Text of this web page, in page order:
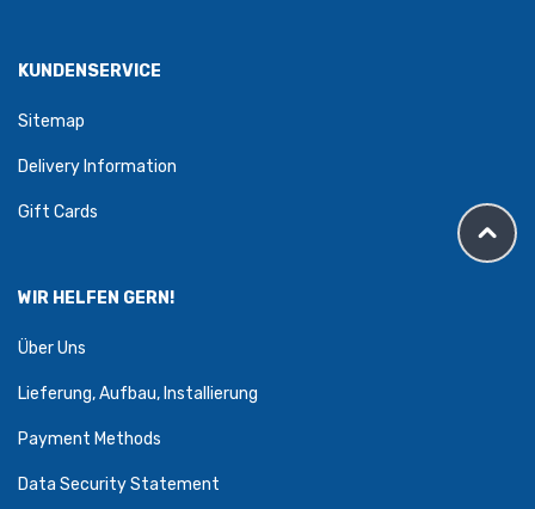
KUNDENSERVICE
Sitemap
Delivery Information
Gift Cards
WIR HELFEN GERN!
Über Uns
Lieferung, Aufbau, Installierung
Payment Methods
Data Security Statement